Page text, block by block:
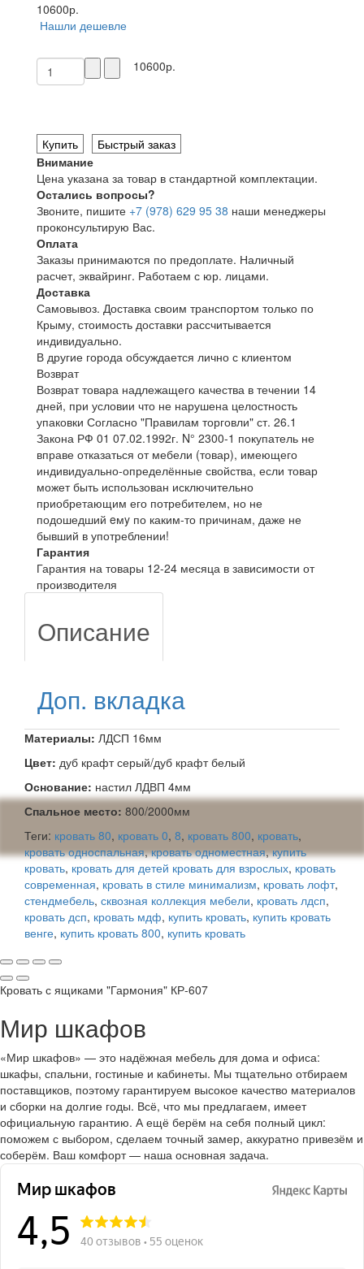
10600р.
Нашли дешевле
10600р.
Купить
Быстрый заказ
Внимание
Цена указана за товар в стандартной комплектации.
Остались вопросы?
Звоните, пишите +7 (978) 629 95 38 наши менеджеры
проконсультирую Вас.
Оплата
Заказы принимаются по предоплате. Наличный
расчет, эквайринг. Работаем с юр. лицами.
Доставка
Самовывоз. Доставка своим транспортом только по
Крыму, стоимость доставки рассчитывается
индивидуально.
В другие города обсуждается лично с клиентом
Возврат
Возврат товара надлежащего качества в течении 14
дней, при условии что не нарушена целостность
упаковки Согласно "Правилам торговли" ст. 26.1
Закона РФ 01 07.02.1992г. N° 2300-1 покупатель не
вправе отказаться от мебели (товар), имеющего
индивидуально-определённые свойства, если товар
может быть использован исключительно
приобретающим его потребителем, но не
подошедший eмy по каким-то причинам, даже не
бывший в употреблении!
Гарантия
Гарантия на товары 12-24 месяца в зависимости от
производителя
Описание
Доп. вкладка
Материалы: ЛДСП 16мм
Цвет: дуб крафт серый/дуб крафт белый
Основание: настил ЛДВП 4мм
Спальное место: 800/2000мм
Теги: кровать 80, кровать 0, 8, кровать 800, кровать,
кровать односпальная,кровать одноместная,купить
кровать, кровать для детей кровать для взрослых, кровать
современная, кровать в стиле минимализм, кровать лофт,
стендмебель, сквозная коллекция мебели, кровать лдсп,
кровать дсп, кровать мдф, купить кровать, купить кровать
венге, купить кровать 800, купить кровать
Кровать с ящиками "Гармония" КР-607
Мир шкафов
«Мир шкафов» — это надёжная мебель для дома и офиса:
шкафы, спальни, гостиные и кабинеты. Мы тщательно отбираем
поставщиков, поэтому гарантируем высокое качество материалов
и сборки на долгие годы. Всё, что мы предлагаем, имеет
официальную гарантию. А ещё берём на себя полный цикл:
поможем с выбором, сделаем точный замер, аккуратно привезём и
соберём. Ваш комфорт — наша основная задача.